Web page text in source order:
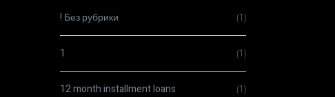
! Без рубрики (1)
1 (1)
12 month installment loans (1)